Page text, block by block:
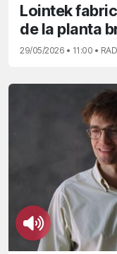
Lointek
de la planta
29/05/2026 • 11:00 •